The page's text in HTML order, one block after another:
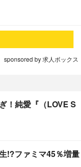
sponsored by 求人ボックス
！純愛『（LOVE S
!?ファミマ45％増量